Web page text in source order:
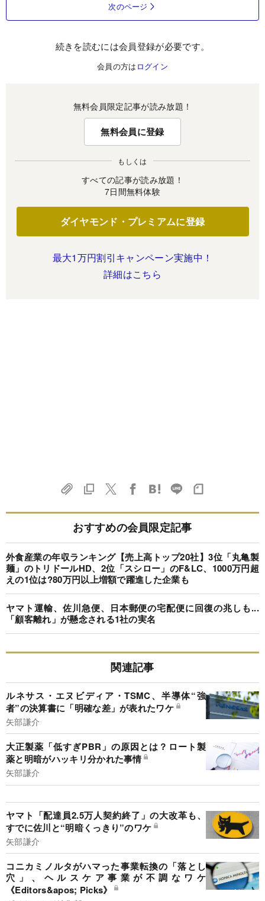
次のページ
続きを読むには会員登録が必要です。
会員の方は ログイン
無料会員限定記事が読み放題！
無料会員に登録
もしくは
すべての記事が読み放題！
7日間無料体験
ダイヤモンド・プレミアムに登録
最大1万円割引キャンペーン実施中！
詳細はこちら
おすすめの会員限定記事
外食産業の年収ランキング【売上高トップ20社】3位「丸亀製
麺」のトリドールHD、2位「スシロー」のF&LC、1000万円超
えの1位は?80万円以上増額で躍進した企業も
ヤマト運輸、佐川急便、日本郵便の宅配便に回復の兆しも...
「顧客離れ」が懸念される1社の実名
関連記事
ルネサス・エヌビディア・TSMC、半導体“強
者”の決算書に「明確な差」が表れたワケ
矢部謙介
大正製薬「低すぎPBR」の原因とは？ロート製
薬と明暗がハッキリ分かれた事情
矢部謙介
ヤマト「配達員2.5万人契約終了」の大改革も、
すでに佐川と“明暗くっきり”のワケ
矢部謙介
コニカミノルタがハマった事業転換の「落とし
穴」、ヘルスケア事業が不調なワケ
《Editors&apos; Picks》